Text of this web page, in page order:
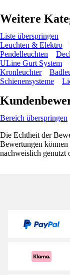
Weitere
Liste überspringen
Leuchten & Elektro
Pendelleuchten
ULine Gurt System
Kronleuchter
Schienensysteme
Bereich überspringen
Die Echtheit der
Bewertungen
nachweislich genutzt